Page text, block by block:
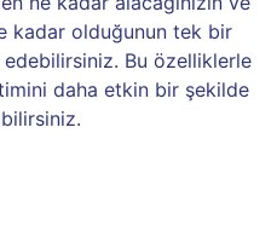
kadar olduğunun tek bir
Bu özelliklerle
daha etkin bir şekilde